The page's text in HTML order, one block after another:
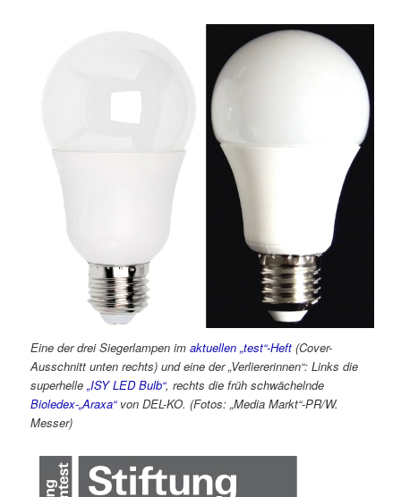
Eine der drei Siegerlampen imaktuellen „test“-Heft (Cover-
Ausschnitt unten rechts) und eine der „Verliererinnen“: Links die
superhelle„ISY LED Bulb“, rechts die früh schwächelnde
Bioledex-„Araxa“von DEL-KO. (Fotos: „Media Markt“-PR/W.
Messer)